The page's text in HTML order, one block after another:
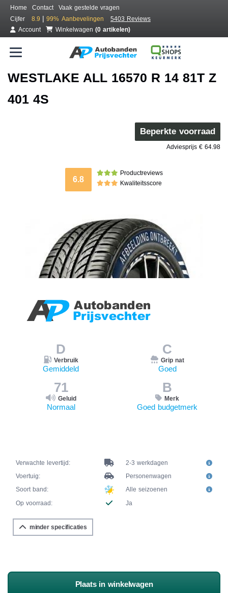
Home Contact
Vaak gestelde vragen
Cijfer
8.9 | 99% Aanbevelingen
5403 Reviews
Account
Winkelwagen (0 artikelen)
WESTLAKE ALL 16570 R 14 81T Z
401 4S
Beperkte voorraad
Adviesprijs € 64.98
6.8
Productreviews
Kwaliteitsscore
D
Verbruik
Gemiddeld
C
Grip nat
Goed
71
Geluid
Normaal
B
Merk
Goed budgetmerk
Verwachte levertijd:
2-3 werkdagen
Voertuig:
Personenwagen
Soort band:
Alle seizoenen
Op voorraad:
Ja
minder specificaties
Plaats in winkelwagen